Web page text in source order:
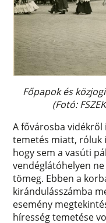
Főpapok és
(Fotó:
A fővárosba
temetés miatt, róluk
hogy sem a vasúti
vendéglátóhelyen
tömeg. Ebben a
kirándulásszámba
esemény
híresség temetése